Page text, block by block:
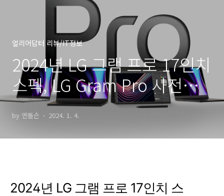
얼리어답터 리뷰/IT정보
2024년 LG 그램 프로 17인치
스펙, LG Gram Pro 사전예
약 가격
by 엔돌슨 2024. 1. 4.
2024년 LG 그램 프로 17인치 스